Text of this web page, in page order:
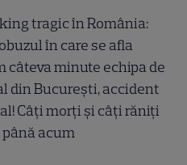
tragic în România:
în care se afla
câteva minute echipa de
din București, accident
Câți morți și câți răniți
acum